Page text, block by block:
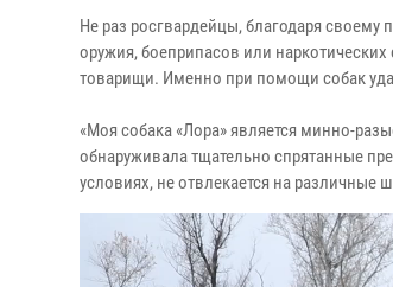
Не раз росгвардейцы, благодаря
оружия, боеприпасов или
товарищи. Именно при помощи собак
«Моя собака «Лора» является минно-
обнаруживала тщательно спрятанные
условиях, не отвлекается на различные